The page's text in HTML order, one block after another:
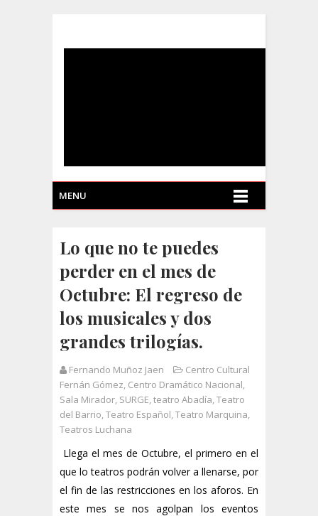
MENU
Lo que no te puedes
perder en el mes de
Octubre: El regreso de
los musicales y dos
grandes trilogías.
Fernando Muñoz Jaen
Centro Cultural
Fernán Gómez, Centro Dramático Nacional,
Sala Mirador, SURGE,teatro Abadía,Teatro
del Barrio,Teatro Español,Teatro Marquina,
Teatros Luchana
Llega el mes de Octubre, el primero en el
que lo teatros podrán volver a llenarse, por
el fin de las restricciones en los aforos. En
este mes se nos agolpan los eventos